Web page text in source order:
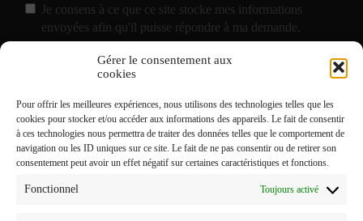
Gérer le consentement aux
cookies
Pour offrir les meilleures expériences, nous utilisons des technologies telles que les
cookies pour stocker et/ou accéder aux informations des appareils. Le fait de consentir
à ces technologies nous permettra de traiter des données telles que le comportement de
navigation ou les ID uniques sur ce site. Le fait de ne pas consentir ou de retirer son
consentement peut avoir un effet négatif sur certaines caractéristiques et fonctions.
Fonctionnel Toujours activé
Je consens à ce que ce site stocke mes informations
envoyées afin qu'il puisse répondre à ma demande.
J'accepte de recevoir vos e-mails et confirme avoir pris
Mentions Légales.